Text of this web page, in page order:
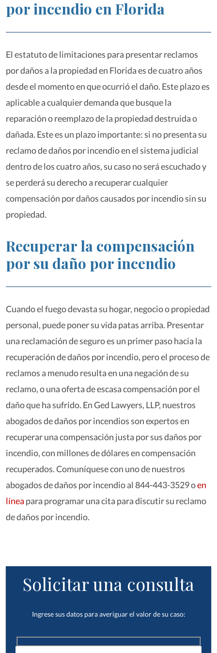
por incendio en Florida
El estatuto de limitaciones para presentar reclamos
por daños a la propiedad en Florida es de cuatro años
desde el momento en que ocurrió el daño. Este plazo es
aplicable a cualquier demanda que busque la
reparación o reemplazo de la propiedad destruida o
dañada. Este es un plazo importante: si no presenta su
reclamo de daños por incendio en el sistema judicial
dentro de los cuatro años, su caso no será escuchado y
se perderá su derecho a recuperar cualquier
compensación por daños causados por incendio sin su
propiedad.
Recuperar la compensación
por su daño por incendio
Cuando el fuego devasta su hogar, negocio o propiedad
personal, puede poner su vida patas arriba. Presentar
una reclamación de seguro es un primer paso hacia la
recuperación de daños por incendio, pero el proceso de
reclamos a menudo resulta en una negación de su
reclamo, o una oferta de escasa compensación por el
daño que ha sufrido. En Ged Lawyers, LLP, nuestros
abogados de daños por incendios son expertos en
recuperar una compensación justa por sus daños por
incendio, con millones de dólares en compensación
recuperados. Comuníquese con uno de nuestros
abogados de daños por incendio al 844-443-3529 oen
línea para programar una cita para discutir su reclamo
de daños por incendio.
Solicitar una consulta
Ingrese sus datos para averiguar el valor de su caso: